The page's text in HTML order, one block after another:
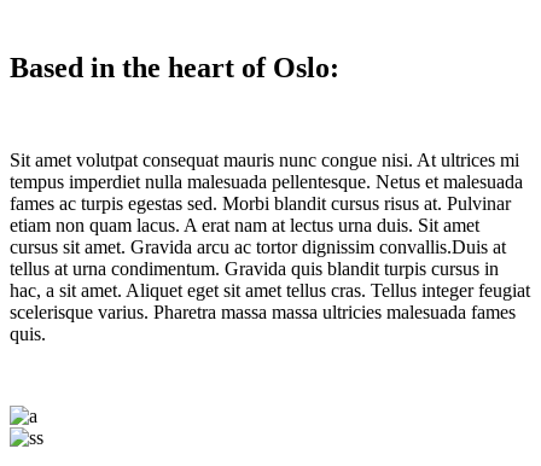
Based in the heart of Oslo:
Sit amet volutpat consequat mauris nunc congue nisi. At ultrices mi
tempus imperdiet nulla malesuada pellentesque. Netus et malesuada
fames ac turpis egestas sed. Morbi blandit cursus risus at. Pulvinar
etiam non quam lacus. A erat nam at lectus urna duis. Sit amet
cursus sit amet. Gravida arcu ac tortor dignissim convallis.Duis at
tellus at urna condimentum. Gravida quis blandit turpis cursus in
hac, a sit amet. Aliquet eget sit amet tellus cras. Tellus integer feugiat
scelerisque varius. Pharetra massa massa ultricies malesuada fames
quis.